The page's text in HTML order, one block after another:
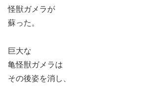
怪獣ガメラが
蘇った。
巨大な
亀怪獣ガメラは
その後姿を消し、